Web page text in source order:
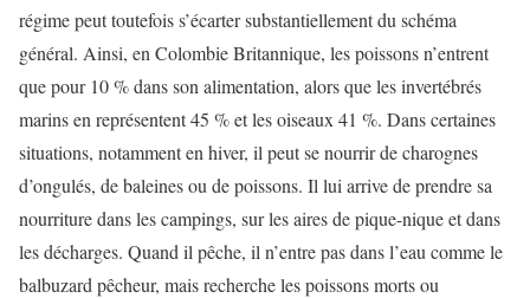
régime peut toutefois s’écarter substantiellement du schéma
général. Ainsi, en Colombie Britannique, les poissons n’entrent
que pour 10 % dans son alimentation, alors que les invertébrés
marins en représentent 45 % et les oiseaux 41 %. Dans certaines
situations, notamment en hiver, il peut se nourrir de charognes
d’ongulés, de baleines ou de poissons. Il lui arrive de prendre sa
nourriture dans les campings, sur les aires de pique-nique et dans
les décharges. Quand il pêche, il n’entre pas dans l’eau comme le
balbuzard pêcheur, mais recherche les poissons morts ou